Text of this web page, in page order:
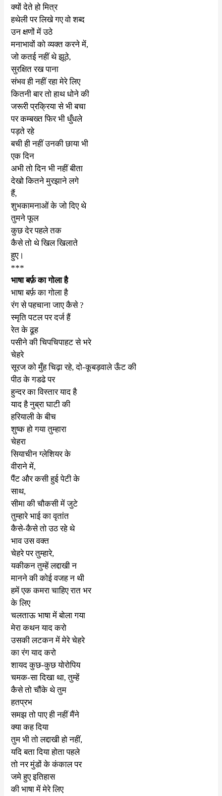
क्यों देते हो मित्र
हथेली पर लिखे गए वो शब्द
उन क्षणों में उठे
मनाभावों को व्यक्त करने में,
जो कतई नहीं थे झूठे,
सुरक्षित रख पाना
संभव ही नहीं रहा मेरे लिए
कितनी बार तो हाथ धोने की
जरूरी प्रक्रिया से भी बचा
पर कम्बख्त फिर भी धुँधले
पड़ते रहे
बची ही नहीं उनकी छाया भी
एक दिन
अभी तो दिन भी नहीं बीता
देखो कितने मुरझाने लगे
हैं,
शुभकामनाओं के जो दिए थे
तुमने फूल
कुछ देर पहले तक
कैसे तो थे खिल खिलाते
हुए।
***
भाषा बर्फ़ का गोला है
भाषा बर्फ़ का गोला है
रंग से पहचाना जाए कैसे?
स्मृति पटल पर दर्ज हैं
रेत के ढूह
पसीने की चिपचिपाहट से भरे
चेहरे
सूरज को मुँह चिढ़ा रहे,दो-कूबड़वाले ऊँट की
पीठ के गडढे पर
हुन्दर का विस्तार याद है
याद है नुब्रा घाटी की
हरियाली के बीच
शुष्क हो गया तुम्हारा
चेहरा
सियाचीन ग्लेशियर के
वीराने में,
पैंट और कसी हुई पेटी के
साथ,
सीमा की चौकसी में जुटे
तुम्हारे भाई का वृतांत
कैसे-कैसे तो उठ रहे थे
भाव उस वक्त
चेहरे पर तुम्हारे,
यकीकन तुम्हें लद्दाखी न
मानने की कोई वजह न थी
हमें एक कमरा चाहिए रात भर
के लिए
चलताऊ भाषा में बोला गया
मेरा कथन याद करो
उसकी लटकन में मेरे चेहरे
का रंग याद करो
शायद कुछ-कुछ योरोपिय
चमक-सा दिखा था,तुम्हें
कैसे तो चौंके थे तुम
हतप्रभ
समझ तो पाए ही नहीं मैंने
क्या कह दिया
तुम भी तो लद्दाखी हो नहीं,
यदि बता दिया होता पहले
तो नर मुंडों के कंकाल पर
जमे हुए इतिहास
की भाषा में मेरे लिए